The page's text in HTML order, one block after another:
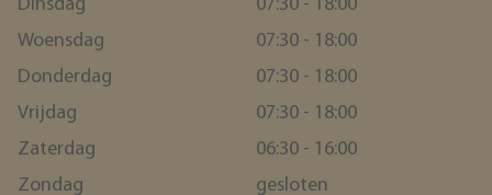
Dinsdag
07:30 - 18:00
Woensdag
07:30 - 18:00
Donderdag
07:30 - 18:00
Vrijdag
07:30 - 18:00
Zaterdag
06:30 - 16:00
Zondag
gesloten